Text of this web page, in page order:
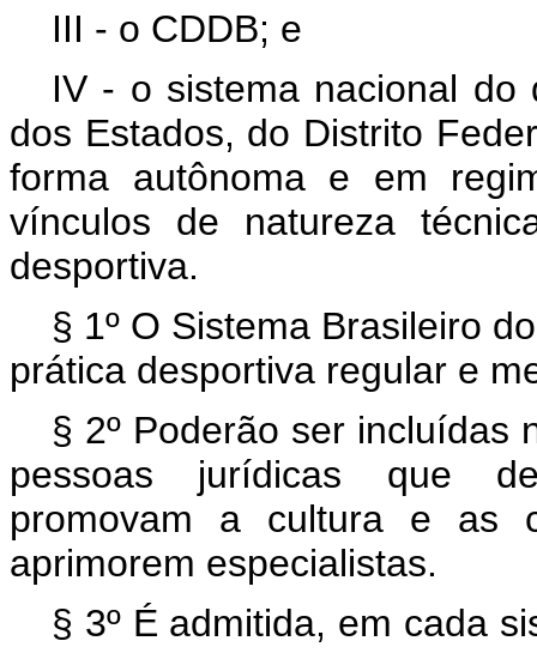
III - o CDDB; e
IV - o sistema nacional do
dos Estados, do Distrito
forma autônoma e em
vínculos de natureza
desportiva.
§ 1º O Sistema Brasileiro
prática desportiva regular e
§ 2º Poderão ser incluídas
pessoas jurídicas que
promovam a cultura e as
aprimorem especialistas.
§ 3º É admitida, em cada